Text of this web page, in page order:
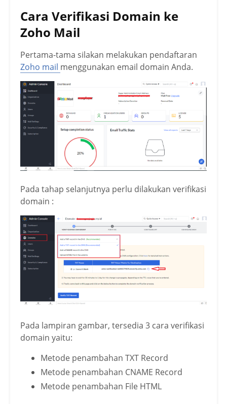
Cara Verifikasi Domain ke
Zoho Mail
Pertama-tama silakan melakukan pendaftaran
Zoho mail menggunakan email domain Anda.
Pada tahap selanjutnya perlu dilakukan verifikasi
domain :
Pada lampiran gambar, tersedia 3 cara verifikasi
domain yaitu:
Metode penambahan TXT Record
Metode penambahan CNAME Record
Metode penambahan File HTML